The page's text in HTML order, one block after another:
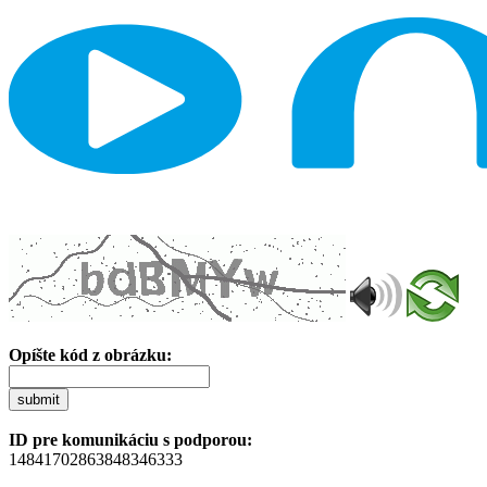
Opíšte kód z obrázku:
submit
ID pre komunikáciu s podporou:
14841702863848346333